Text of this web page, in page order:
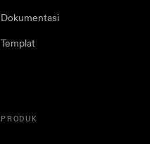
Dokumentasi
Templat
PRODUK